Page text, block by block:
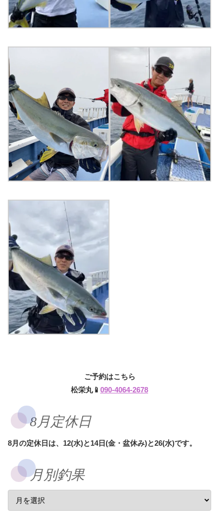
ご予約はこちら
松栄丸📱 090-4064-2678
8月定休日
8月の定休日は、12(水)と14日(金・盆休み)と26(水)です。
月別釣果